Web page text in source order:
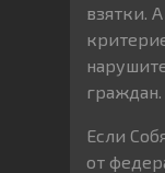
взятки.
граждан.
Если
от